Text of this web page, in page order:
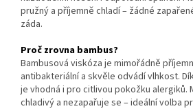
pružný a příjemně chladí – žádné
záda.
Proč zrovna bambus?
Bambusová viskóza je mimořádně
antibakteriální a skvěle odvádí vlhkost.
je vhodná i pro citlivou pokožku alergiků.
chladivý a nezapařuje se – ideální volba